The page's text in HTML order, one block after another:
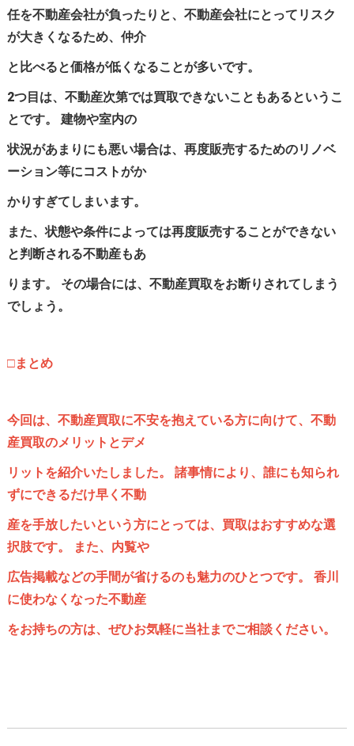
任を不動産会社が負ったりと、不動産会社にとってリスク
が大きくなるため、仲介
と比べると価格が低くなることが多いです。
2つ目は、不動産次第では買取できないこともあるというこ
とです。 建物や室内の
状況があまりにも悪い場合は、再度販売するためのリノベ
ーション等にコストがか
かりすぎてしまいます。
また、状態や条件によっては再度販売することができない
と判断される不動産もあ
ります。 その場合には、不動産買取をお断りされてしまう
でしょう。
□まとめ
今回は、不動産買取に不安を抱えている方に向けて、不動
産買取のメリットとデメ
リットを紹介いたしました。 諸事情により、誰にも知られ
ずにできるだけ早く不動
産を手放したいという方にとっては、買取はおすすめな選
択肢です。 また、内覧や
広告掲載などの手間が省けるのも魅力のひとつです。 香川
に使わなくなった不動産
をお持ちの方は、ぜひお気軽に当社までご相談ください。